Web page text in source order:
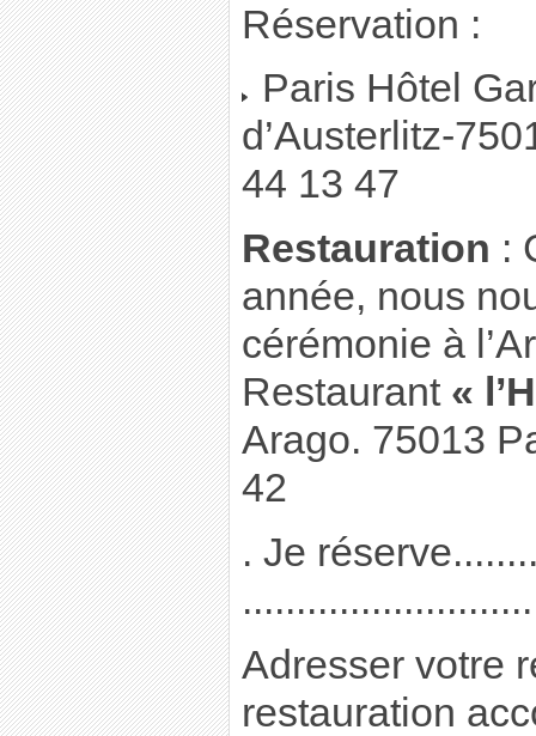
Réservation :
Paris Hôtel
d’Austerlitz-
44 13 47
Restauration :
année, nous
cérémonie à
Restaurant «
Arago. 75013
42
. Je
Adresser votre
restauration